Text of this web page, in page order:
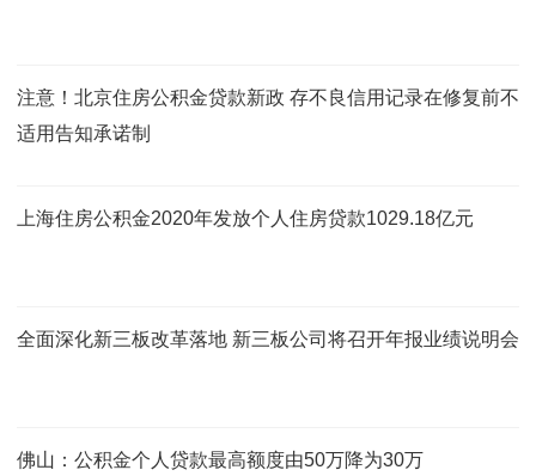
注意！北京住房公积金贷款新政 存不良信用记录在修复前不
适用告知承诺制
上海住房公积金2020年发放个人住房贷款1029.18亿元
全面深化新三板改革落地 新三板公司将召开年报业绩说明会
佛山：公积金个人贷款最高额度由50万降为30万